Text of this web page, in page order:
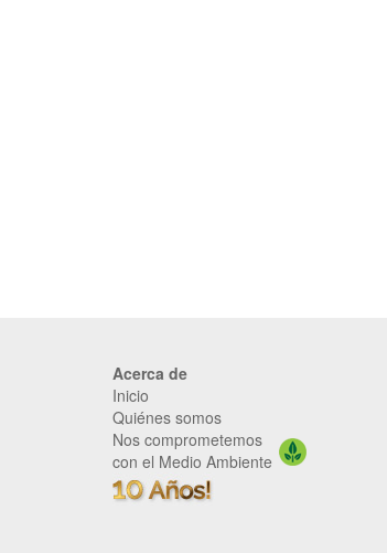
Acerca de
Inicio
Quiénes somos
Nos comprometemos
con el Medio Ambiente